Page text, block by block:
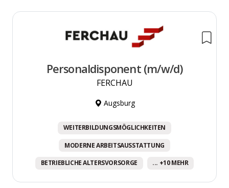
Personaldisponent (m/w/d)
FERCHAU
Augsburg
WEITERBILDUNGSMÖGLICHKEITEN
MODERNE ARBEITSAUSSTATTUNG
BETRIEBLICHE ALTERSVORSORGE ... +10 MEHR